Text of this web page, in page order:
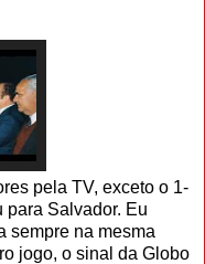
pela TV, exceto o 1-
para Salvador. Eu
sempre na mesma
jogo, o sinal da Globo